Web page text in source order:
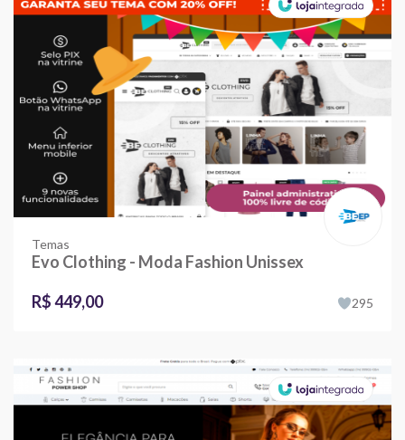
Temas
Evo Clothing - Moda Fashion Unissex
R$ 449,00
295